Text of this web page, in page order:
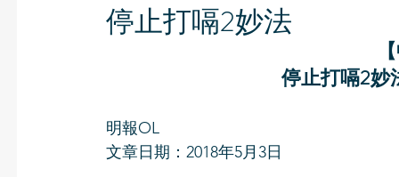
停止打嗝2妙法
停止打嗝2妙
明報OL
文章日期：2018年5月3日